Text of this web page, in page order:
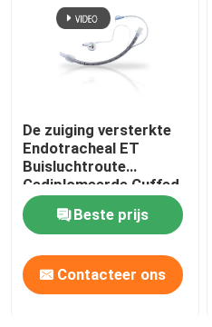
Over ons
Kwaliteitscontrole
Contacteer ons
Vraag een offerte aan
De zuiging versterkte
Endotracheal ET
Buisluchtroute
Gediplomeerde Cuffed
ISO13485
Beste prijs
Contacteer ons